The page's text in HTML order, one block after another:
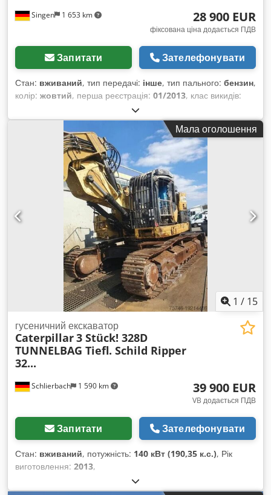
Singen 1 653 km 28 900 EUR
фіксована ціна додається ПДВ
Запитати Зателефонувати
Стан: вживаний, тип передачі: інше, тип пального: бензин,
колір: жовтий, перша реєстрація: 01/2013, клас викидів:
, Рік виготовлення:
3 700 h, водійська кабіна:інше,
Мала оголошення
1 / 15
Schlierbach 1 590 km
гусеничний екскаватор
Caterpillar3 Stück! 328D
TUNNELBAG Tiefl. Schild Ripper
32...
39 900 EUR
VB додається ПДВ
Запитати Зателефонувати
Стан: вживаний, потужність: 140 кВт (190,35 к.с.), Рік
виготовлення: 2013,